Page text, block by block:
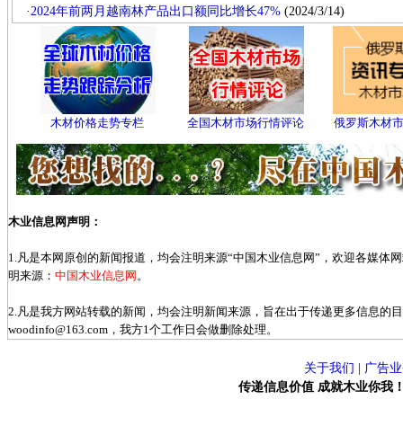
·2024年前两月越南林产品出口额同比增长47% (2024/3/14)
木材价格走势专栏 全国木材市场行情评论 俄罗斯木材
木业信息网声明：
1.凡是本网原创的新闻报道，均会注明来源“中国木业信息网”，欢迎各媒体
明来源： 中国木业信息网 。
2.凡是我方网站转载的新闻，均会注明新闻来源，旨在出于传递更多信息的
woodinfo@163.com，我方1个工作日会做删除处理。
关于我们
广告
传递信息价值 成就木业你我